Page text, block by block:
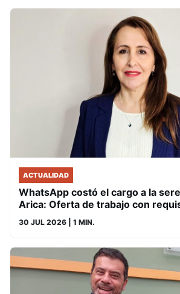
ACTUALIDAD
WhatsApp costó el cargo a la
Arica: Oferta de trabajo con
30 JUL 2026 | 1 MIN.